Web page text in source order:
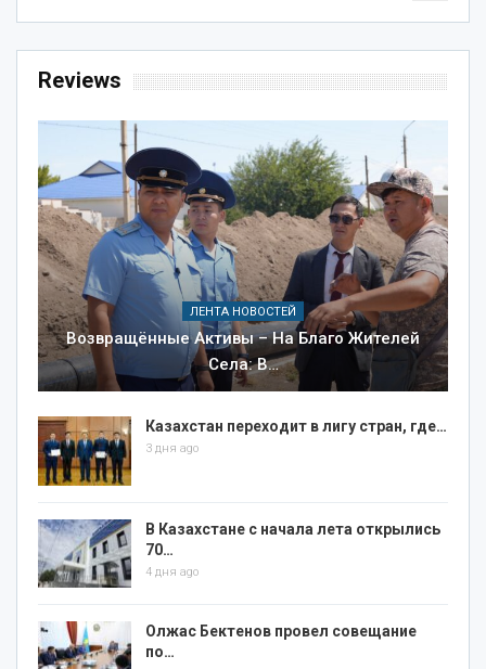
Reviews
ЛЕНТА НОВОСТЕЙ
Возвращённые Активы – На Благо Жителей
Села: В…
Казахстан переходит в лигу стран, где…
3 дня ago
В Казахстане с начала лета открылись
70…
4 дня ago
Олжас Бектенов провел совещание
по…